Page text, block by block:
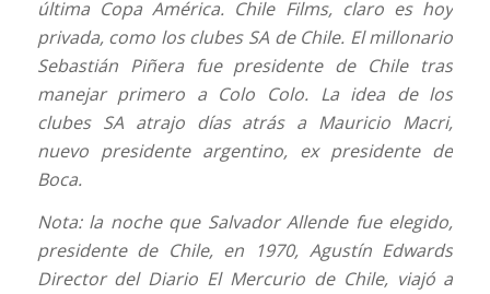
última Copa América. Chile Films, claro es hoy
privada, como los clubes SA de Chile. El millonario
Sebastián Piñera fue presidente de Chile tras
manejar primero a Colo Colo. La idea de los
clubes SA atrajo días atrás a Mauricio Macri,
nuevo presidente argentino, ex presidente de
Boca.
Nota: la noche que Salvador Allende fue elegido,
presidente de Chile, en 1970, Agustín Edwards
Director del Diario El Mercurio de Chile, viajó a